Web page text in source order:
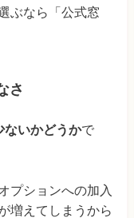
ぶなら「公式窓
さ
ないかどうかで
プションへの加入
増えてしまうから